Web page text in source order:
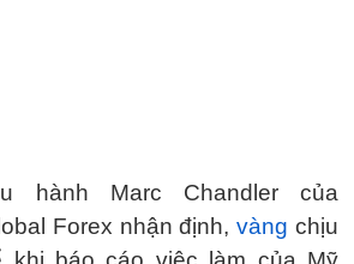
hành Marc Chandler của
Forex nhận định,vàng chịu